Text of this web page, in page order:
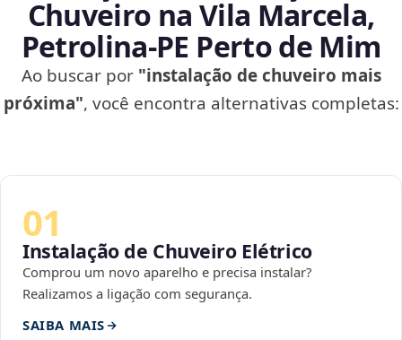
Chuveiro na Vila Marcela,
Petrolina‑PE Perto de Mim
Ao buscar por "instalação de chuveiro mais
próxima", você encontra alternativas completas:
01
Instalação de Chuveiro Elétrico
Comprou um novo aparelho e precisa instalar?
Realizamos a ligação com segurança.
SAIBA MAIS